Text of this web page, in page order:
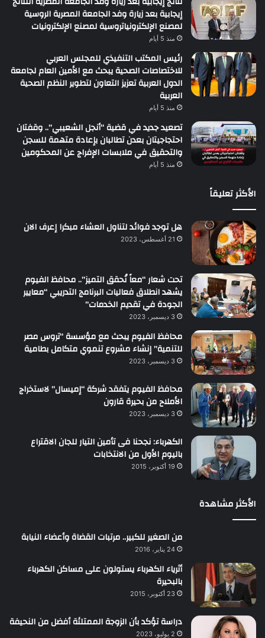
إيجابية بعد زيارة وفد الجامعة المصرية الروسية
لمصنع الإلكترونياتروسية لمصنع الإلكترونيات
منذ 5 أيام
رئيس المكتب التنفيذي للمجلس العربي
للاختصاصات الصحية يبحث مع الأمين العام لجامعة
الدول العربية تعزيز التعاون لتطوير النظم الصحية
العربية
منذ 5 أيام
تصعيد جديد في قضية “أنجل الشعيبي”.. وقفتان
احتجاجيتان بعدن تطالبان بإعادة متهمة للسجن
والتحقيق في ملابسات الإفراج عن المحكومين
منذ 5 أيام
الأكثر تعليقاً
هل توجد فوائد لتناول العشاء مبكرا إعرف الان
21 أغسطس، 2023
تحت شعار “معاً نُحقق التميز”.. محافظ الفيوم
يشهد انطلاق فعاليات البرنامج التدريبي “معايير
الجودة في تقديم الخدمات”
3 ديسمبر، 2023
محافظ الفيوم يبحث مع مؤسسة “تروس مصر
للتنمية” إنشاء مشروع تنموي متكامل بطامية
3 ديسمبر، 2023
محافظ الفيوم يتفقد شركة “إميسال” لاستخراج
الأملاح من بحيرة قارون
3 ديسمبر، 2023
الكهرباء: نجحنا فى تأمين التيار للجان الاقتراع
باليوم الأول من الانتخابات
19 أكتوبر، 2015
الأكثر مشاهدة
من الصغير للكبير.. مرتبات القضاة وأعضاء النيابة
24 يناير، 2016
أثرياء الكهرباء يستولون على مساكن الكهرباء
بالبحيرة
23 أكتوبر، 2015
دراسة تؤكد بأن الزوجة الممتلئة أفضل من النحيفة
2 يوليو، 2023